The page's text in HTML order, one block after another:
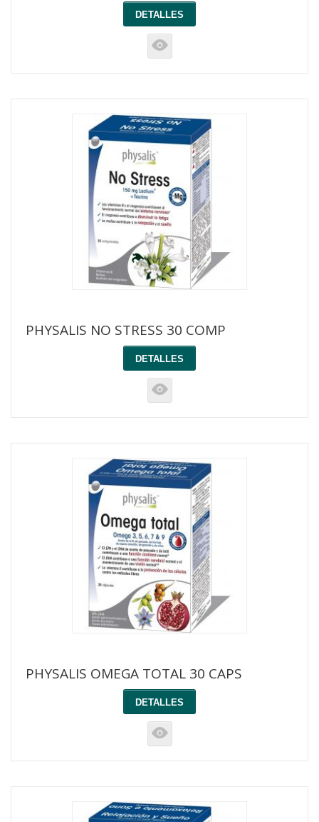
DETALLES
K
PHYSALIS NO STRESS 30 COMP
DETALLES
K
PHYSALIS OMEGA TOTAL 30 CAPS
DETALLES
K